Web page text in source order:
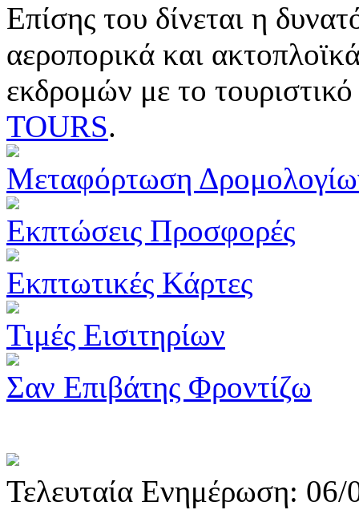
Επίσης του δίνεται η
αεροπορικά και
εκδρομών με το
TOURS.
Μεταφόρτωση
Εκπτώσεις Προσφορές
Εκπτωτικές Κάρτες
Τιμές Εισιτηρίων
Σαν Επιβάτης Φροντίζω
Τελευταία Ενημέρωση: